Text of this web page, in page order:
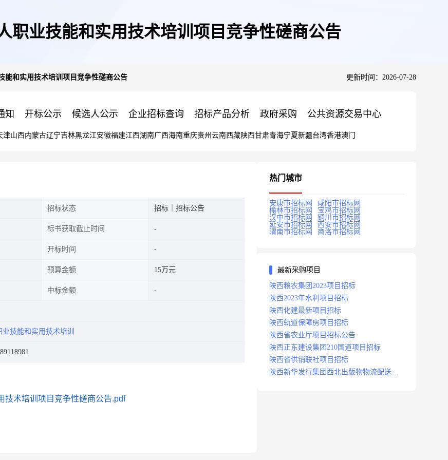
职业技能和实用技术培训项目竞争性磋商公告
能和实用技术培训项目竞争性磋商公告 更新时间：2026-07-28
知 开标公示 候选人公示 企业招标查询 招标产品分析 政府采购 公共资源交易中心
津山西内蒙古辽宁吉林黑龙江安徽福建江西湖南广西海南重庆贵州 云南西藏陕西甘肃青海宁夏新疆台湾香港澳门
招标状态 招标｜招标公告
标书获取截止时间
开标时间
预算金额 15万元
中标金额
业技能和实用技术培训
技术培训项目竞争性磋商公告.pdf
热门城市
安康市招标网
咸阳市招标网
榆林市招标网
宝鸡市招标网
汉中市招标网
铜川市招标网
延安市招标网
西安市招标网
渭南市招标网
商洛市招标网
最新采购项目
陕西粮农集团2023项目招标
陕西2023年水利项目招标
陕西化建最新项目招标
陕西轨道保障房项目招标
陕西省农业厅项目招标公告
陕西正东建设集团210国道项目招标
陕西省供销联社项目招标
陕西新华发行集团西北出版物物流配送中